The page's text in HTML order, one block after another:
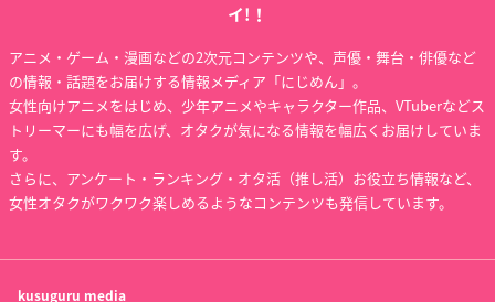
イ!！
アニメ・ゲーム・漫画などの2次元コンテンツや、声優・舞台・俳優など
の情報・話題をお届けする情報メディア「にじめん」。
女性向けアニメをはじめ、少年アニメやキャラクター作品、VTuberなどス
トリーマーにも幅を広げ、オタクが気になる情報を幅広くお届けしていま
す。
さらに、アンケート・ランキング・オタ活（推し活）お役立ち情報など、
女性オタクがワクワク楽しめるようなコンテンツも発信しています。
kusuguru media